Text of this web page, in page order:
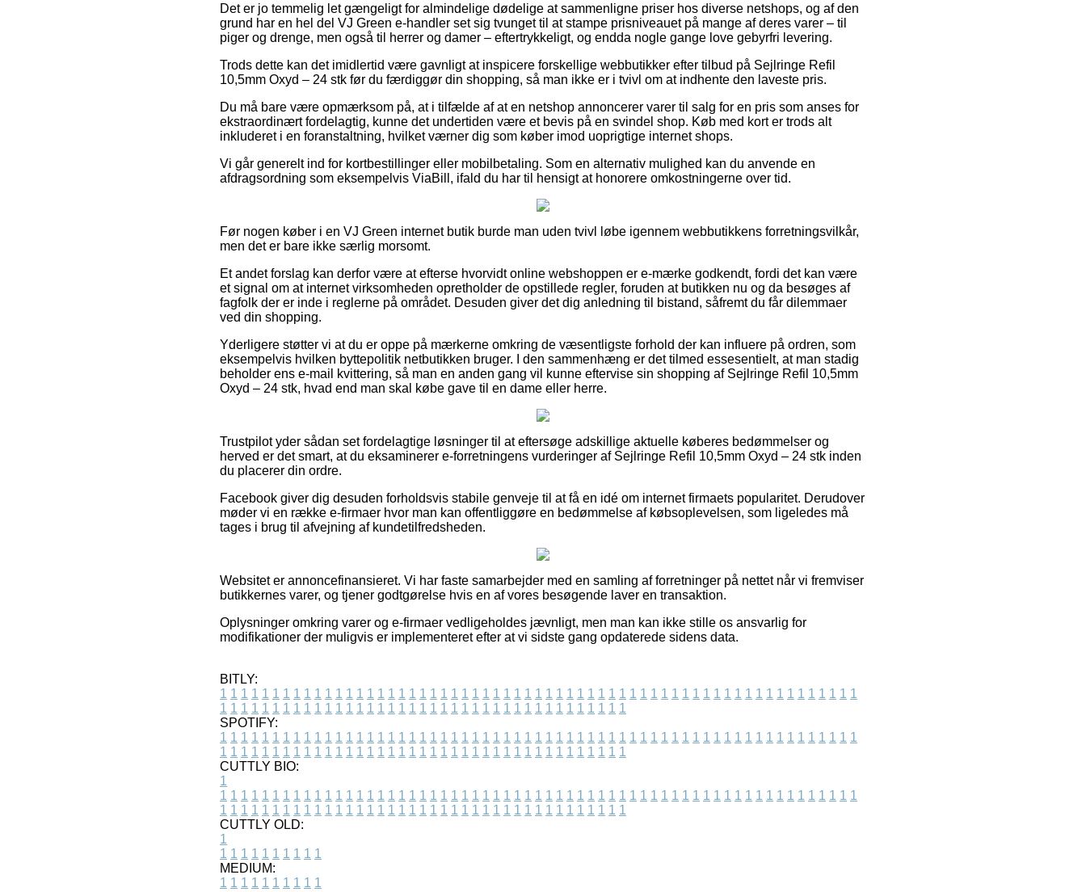
Det er jo temmelig let gængeligt for almindelige dødelige at sammenligne priser hos diverse netshops, og af den
grund har en hel del VJ Green e-handler set sig tvunget til at stampe prisniveauet på mange af deres varer – til
piger og drenge, men også til herrer og damer – eftertrykkeligt, og endda nogle gange love gebyrfri levering.
Trods dette kan det imidlertid være gavnligt at inspicere forskellige webbutikker efter tilbud på Sejlringe Refil
10,5mm Oxyd – 24 stk før du færdiggør din shopping, så man ikke er i tvivl om at indhente den laveste pris.
Du må bare være opmærksom på, at i tilfælde af at en netshop annoncerer varer til salg for en pris som anses for
ekstraordinært fordelagtig, kunne det undertiden være et bevis på en svindel shop. Køb med kort er trods alt
inkluderet i en foranstaltning, hvilket værner dig som køber imod uoprigtige internet shops.
Vi går generelt ind for kortbestillinger eller mobilbetaling. Som en alternativ mulighed kan du anvende en
afdragsordning som eksempelvis ViaBill, ifald du har til hensigt at honorere omkostningerne over tid.
Før nogen køber i en VJ Green internet butik burde man uden tvivl løbe igennem webbutikkens forretningsvilkår,
men det er bare ikke særlig morsomt.
Et andet forslag kan derfor være at efterse hvorvidt online webshoppen er e-mærke godkendt, fordi det kan være
et signal om at internet virksomheden opretholder de opstillede regler, foruden at butikken nu og da besøges af
fagfolk der er inde i reglerne på området. Desuden giver det dig anledning til bistand, såfremt du får dilemmaer
ved din shopping.
Yderligere støtter vi at du er oppe på mærkerne omkring de væsentligste forhold der kan influere på ordren, som
eksempelvis hvilken byttepolitik netbutikken bruger. I den sammenhæng er det tilmed essesentielt, at man stadig
beholder ens e-mail kvittering, så man en anden gang vil kunne eftervise sin shopping af Sejlringe Refil 10,5mm
Oxyd – 24 stk, hvad end man skal købe gave til en dame eller herre.
Trustpilot yder sådan set fordelagtige løsninger til at eftersøge adskillige aktuelle køberes bedømmelser og
herved er det smart, at du eksaminerer e-forretningens vurderinger af Sejlringe Refil 10,5mm Oxyd – 24 stk inden
du placerer din ordre.
Facebook giver dig desuden forholdsvis stabile genveje til at få en idé om internet firmaets popularitet. Derudover
møder vi en række e-firmaer hvor man kan offentliggøre en bedømmelse af købsoplevelsen, som ligeledes må
tages i brug til afvejning af kundetilfredsheden.
Websitet er annoncefinansieret. Vi har faste samarbejder med en samling af forretninger på nettet når vi fremviser
butikkernes varer, og tjener godtgørelse hvis en af vores besøgende laver en transaktion.
Oplysninger omkring varer og e-firmaer vedligeholdes jævnligt, men man kan ikke stille os ansvarlig for
modifikationer der muligvis er implementeret efter at vi sidste gang opdaterede sidens data.
BITLY:
1 1 1 1 1 1 1 1 1 1 1 1 1 1 1 1 1 1 1 1 1 1 1 1 1 1 1 1 1 1 1 1 1 1 1 1 1 1 1 1 1 1 1 1 1 1 1 1 1 1 1 1 1 1 1 1 1 1 1 1 1
1 1 1 1 1 1 1 1 1 1 1 1 1 1 1 1 1 1 1 1 1 1 1 1 1 1 1 1 1 1 1 1 1 1 1 1 1 1 1
SPOTIFY:
1 1 1 1 1 1 1 1 1 1 1 1 1 1 1 1 1 1 1 1 1 1 1 1 1 1 1 1 1 1 1 1 1 1 1 1 1 1 1 1 1 1 1 1 1 1 1 1 1 1 1 1 1 1 1 1 1 1 1 1 1
1 1 1 1 1 1 1 1 1 1 1 1 1 1 1 1 1 1 1 1 1 1 1 1 1 1 1 1 1 1 1 1 1 1 1 1 1 1 1
CUTTLY BIO:
1
1 1 1 1 1 1 1 1 1 1 1 1 1 1 1 1 1 1 1 1 1 1 1 1 1 1 1 1 1 1 1 1 1 1 1 1 1 1 1 1 1 1 1 1 1 1 1 1 1 1 1 1 1 1 1 1 1 1 1 1 1
1 1 1 1 1 1 1 1 1 1 1 1 1 1 1 1 1 1 1 1 1 1 1 1 1 1 1 1 1 1 1 1 1 1 1 1 1 1 1
CUTTLY OLD:
1
1 1 1 1 1 1 1 1 1 1
MEDIUM:
1 1 1 1 1 1 1 1 1 1